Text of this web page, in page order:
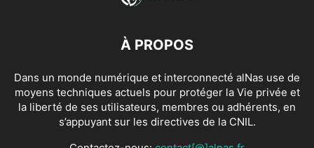
À PROPOS
Dans un monde numérique et interconnecté alNas use de
moyens techniques actuels pour protéger la Vie privée et
la liberté de ses utilisateurs, membres ou adhérents, en
s’appuyant sur les directives de la CNIL.